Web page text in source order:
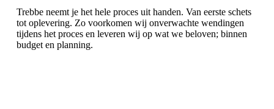
Trebbe neemt je het hele proces uit handen. Van eerste schets
tot oplevering. Zo voorkomen wij onverwachte wendingen
tijdens het proces en leveren wij op wat we beloven; binnen
budget en planning.